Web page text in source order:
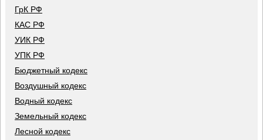
ГрК РФ
КАС РФ
УИК РФ
УПК РФ
Бюджетный кодекс
Воздушный кодекс
Водный кодекс
Земельный кодекс
Лесной кодекс